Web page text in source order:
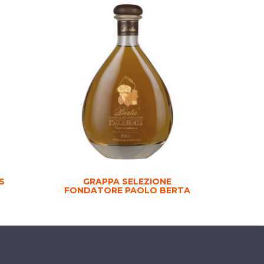
GRAPPA SELEZIONE
FONDATORE PAOLO BERTA